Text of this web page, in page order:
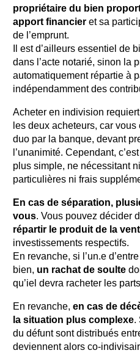
propriétaire du bien
apport financier et sa
de l’emprunt.
Il est d’ailleurs essentiel de
dans l’acte notarié, sinon la
automatiquement répartie à
indépendamment des
Acheter en indivision
les deux acheteurs, car
duo par la banque, devant
l’unanimité. Cependant,
plus simple, ne nécessitant
particulières ni frais
En cas de séparation,
vous. Vous pouvez décider
répartir le produit de la
investissements respectifs.
En revanche, si l’un.e
bien, un rachat de soulte
qu’iel devra racheter les
En revanche, en cas de
la situation plus complexe.
du défunt sont distribués
deviennent alors co-